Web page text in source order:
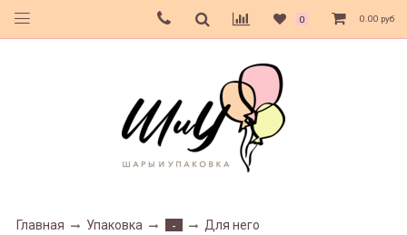
0 0.00 руб
Главная Упаковка - Для него